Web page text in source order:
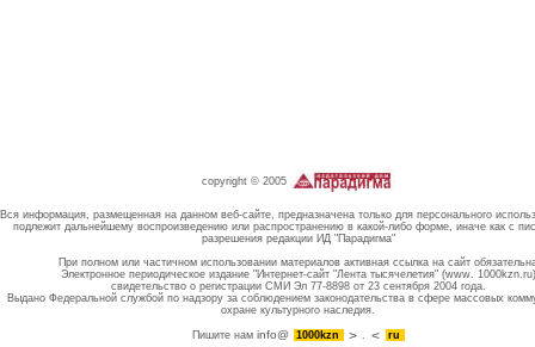
copyright © 2005
Вся информация, размещенная на данном веб-сайте, предназначена только для персонального
подлежит дальнейшему воспроизведению или распространению в какой-либо форме, иначе как с
разрешения редакции ИД "Парадигма"
При полном или частичном использовании материалов активная ссылка на сайт
Электронное периодическое издание "Интернет-сайт "Лента тысячелетия" (www. 1000kzn.ru)
свидетельство о регистрации СМИ Эл 77-8898 от 23 сентября 2004 года.
Выдано Федеральной службой по надзору за соблюдением законодательства в сфере массовых
охране культурного наследия.
Пишите намinfo@ 1000kzn . ru